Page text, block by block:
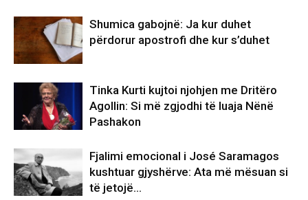
Shumica gabojnë: Ja kur duhet
përdorur apostrofi dhe kur s’duhet
Tinka Kurti kujtoi njohjen me Dritëro
Agollin: Si më zgjodhi të luaja Nënë
Pashakon
Fjalimi emocional i José Saramagos
kushtuar gjyshërve: Ata më mësuan si
të jetojë…